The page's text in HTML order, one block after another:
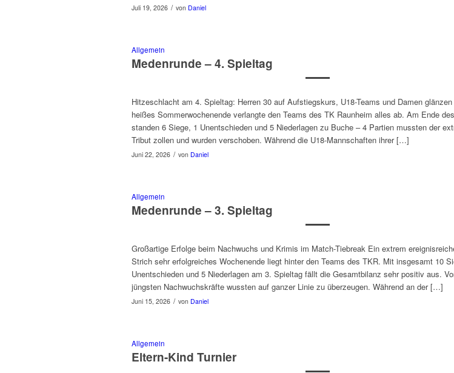
Juli 19, 2026 / von Daniel
Allgemein
Medenrunde – 4. Spieltag
Hitzeschlacht am 4. Spieltag: Herren 30 auf Aufstiegskurs, U18-Teams und Damen
heißes Sommerwochenende verlangte den Teams des TK Raunheim alles ab. Am Ende
standen 6 Siege, 1 Unentschieden und 5 Niederlagen zu Buche – 4 Partien mussten der
Tribut zollen und wurden verschoben. Während die U18-Mannschaften ihrer […]
Juni 22, 2026 / von Daniel
Allgemein
Medenrunde – 3. Spieltag
Großartige Erfolge beim Nachwuchs und Krimis im Match-Tiebreak Ein extrem
Strich sehr erfolgreiches Wochenende liegt hinter den Teams des TKR. Mit insgesamt 10
Unentschieden und 5 Niederlagen am 3. Spieltag fällt die Gesamtbilanz sehr positiv aus.
jüngsten Nachwuchskräfte wussten auf ganzer Linie zu überzeugen. Während an der […]
Juni 15, 2026 / von Daniel
Allgemein
Eltern-Kind Turnier